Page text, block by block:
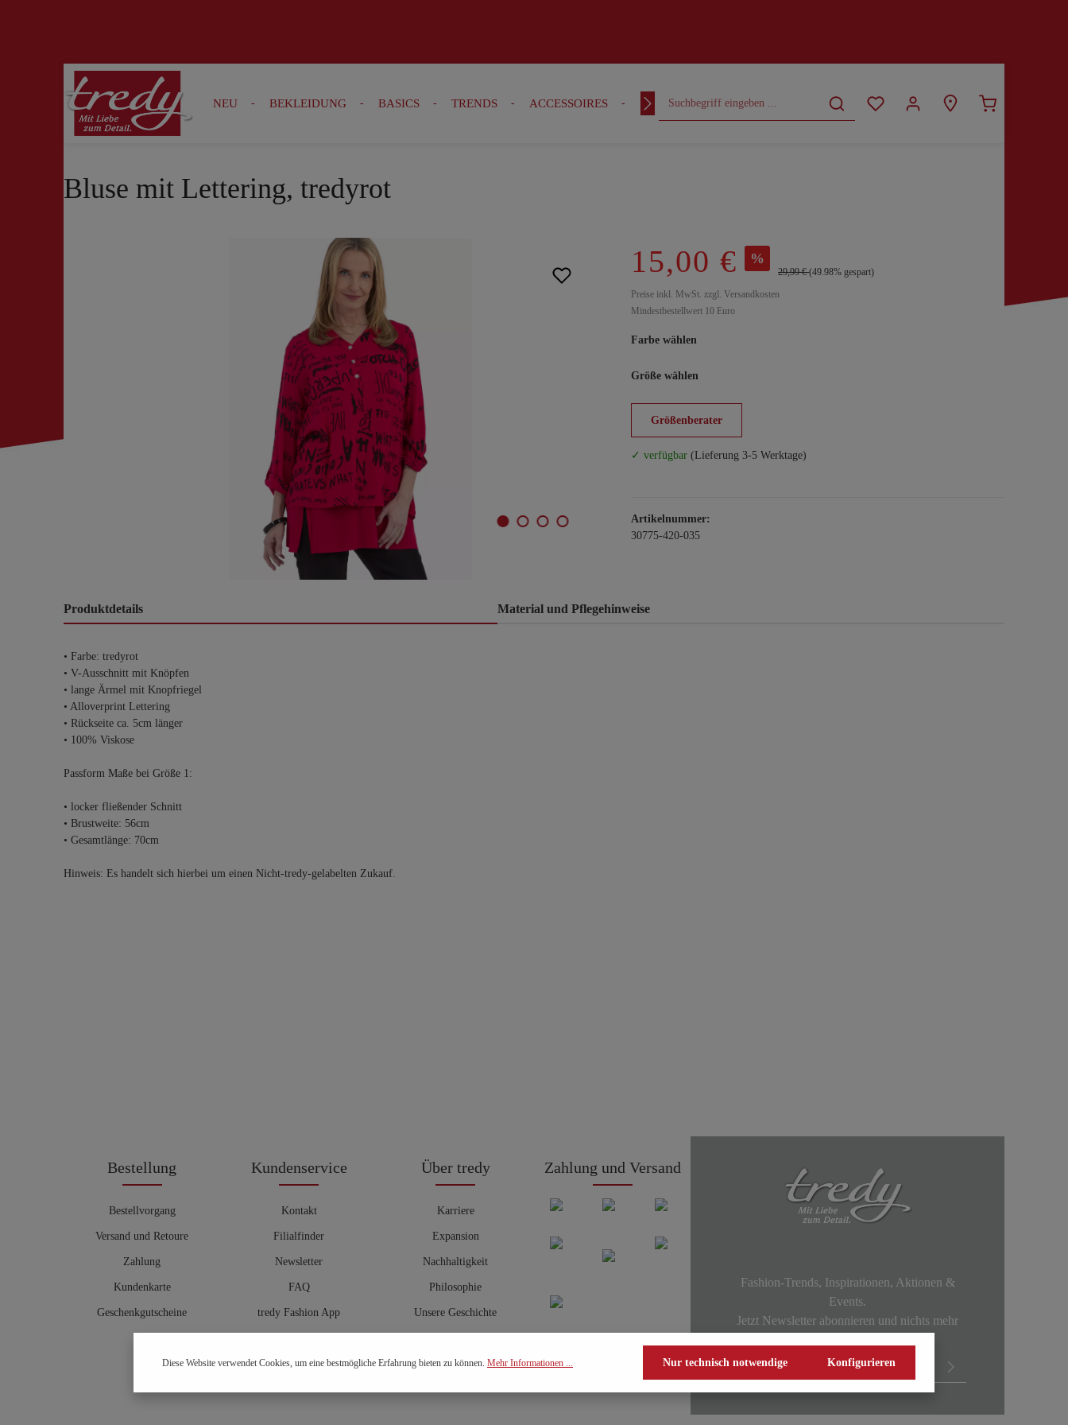
Zur Suche springen Zur Hauptnavigation springen
NEU BEKLEIDUNG BASICS TRENDS ACCESSOIRES OUTFITS CURVY
Bluse mit Lettering, tredyrot
15,00 € %
29,99 €(49.98% gespart)
Preise inkl. MwSt. zzgl. Versandkosten
Mindestbestellwert 10 Euro
Farbe wählen
Größe wählen
Größenberater
✓ verfügbar (Lieferung 3-5 Werktage)
Artikelnummer:
30775-420-035
Produktdetails Material und Pflegehinweise
• Farbe: tredyrot
• V-Ausschnitt mit Knöpfen
• lange Ärmel mit Knopfriegel
• Alloverprint Lettering
• Rückseite ca. 5cm länger
• 100% Viskose
Passform Maße bei Größe 1:
• locker fließender Schnitt
• Brustweite: 56cm
• Gesamtlänge: 70cm
Hinweis: Es handelt sich hierbei um einen Nicht-tredy-gelabelten Zukauf.
Bestellung
Bestellvorgang
Versand und Retoure
Zahlung
Kundenkarte
Geschenkgutscheine
Kundenservice
Kontakt
Filialfinder
Newsletter
FAQ
tredy Fashion App
Hosenberater
Über tredy
Karriere
Expansion
Nachhaltigkeit
Philosophie
Unsere Geschichte
Zahlung und Versand
Fashion-Trends, Inspirationen, Aktionen &
Events.
Jetzt Newsletter abonnieren und nichts mehr
Diese Website verwendet Cookies, um eine bestmögliche Erfahrung bieten zu können. Mehr Informationen ... Nur technisch notwendige Konfigurieren